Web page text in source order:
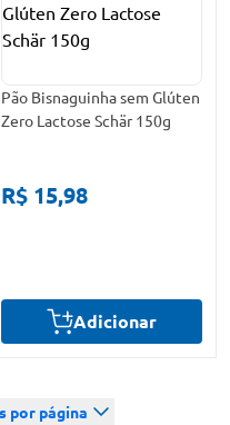
Pão Bisnaguinha sem Glúten
Zero Lactose Schär 150g
R$ 15,98
Adicionar
por página